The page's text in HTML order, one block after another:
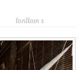
ចែករំលែក ៖